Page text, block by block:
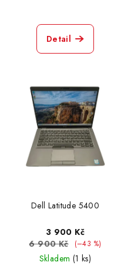
Detail
Dell Latitude 5400
3 900 Kč
6 900 Kč
(–43 %)
Skladem (1 ks)